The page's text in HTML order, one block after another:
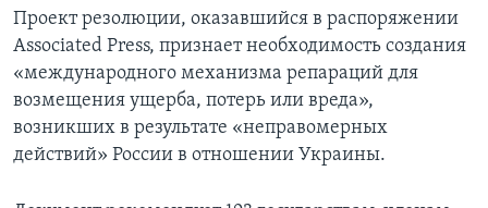
Проект резолюции, оказавшийся в распоряжении
Associated Press, признает необходимость создания
«международного механизма репараций для
возмещения ущерба, потерь или вреда»,
возникших в результате «неправомерных
действий» России в отношении Украины.